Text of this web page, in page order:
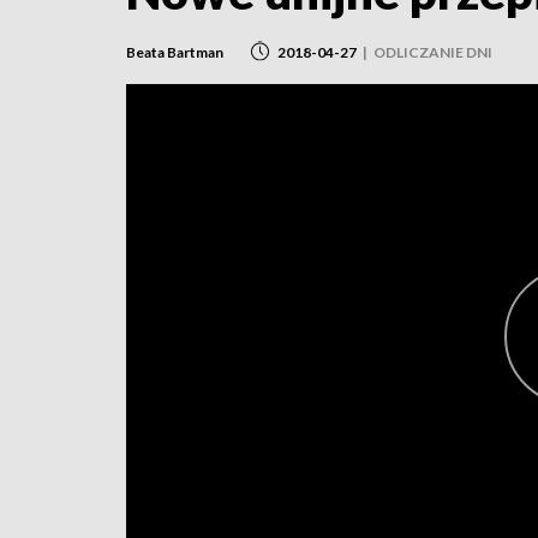
Beata Bartman 2018-04-27 | ODLICZANIE DNI